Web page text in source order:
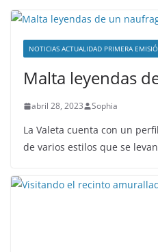
NOTICIAS ACTUALIDAD PRIMERA
Malta leyendas
abril 28, 2023 Sophia
La Valeta cuenta con un
de varios estilos que se